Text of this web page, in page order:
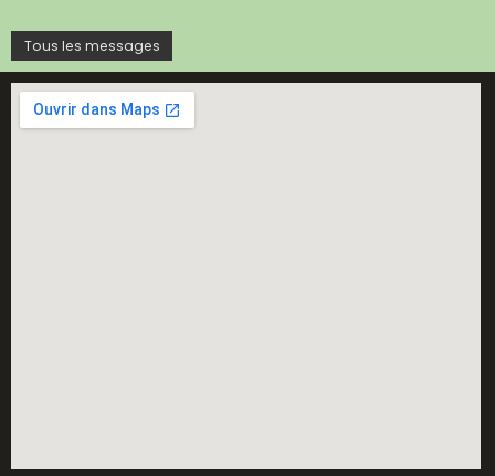
Tous les messages